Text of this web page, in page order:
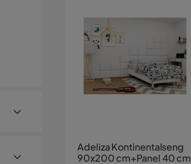
Adeliza Kontinentalseng
90x200 cm+Panel 40 cm